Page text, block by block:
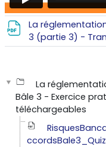
La
3 (partie 3) -
La
Bâle 3 - Exercice
téléchargeables